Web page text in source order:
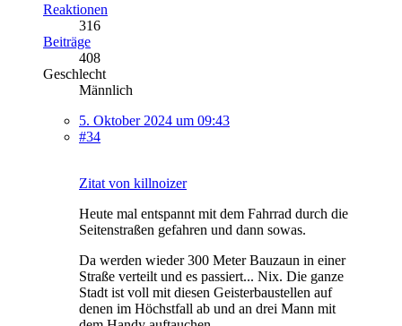
Reaktionen
316
Beiträge
408
Geschlecht
Männlich
5. Oktober 2024 um 09:43
#34
Zitat von killnoizer
Heute mal entspannt mit dem Fahrrad durch die
Seitenstraßen gefahren und dann sowas.
Da werden wieder 300 Meter Bauzaun in einer
Straße verteilt und es passiert... Nix. Die ganze
Stadt ist voll mit diesen Geisterbaustellen auf
denen im Höchstfall ab und an drei Mann mit